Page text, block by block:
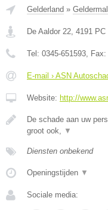
Gelderland »
De Aaldor 22 4191 PC
Tel: 0345-651593 , Fax:
E-mail › ASN
Website: http://
De schade aan uw
groot ook,
▼
Diensten onbekend
Openingstijden ▼
Sociale media: